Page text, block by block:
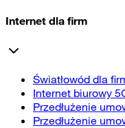
Internet dla firm
Światłowód dla
Internet biurowy
Przedłużenie
Przedłużenie